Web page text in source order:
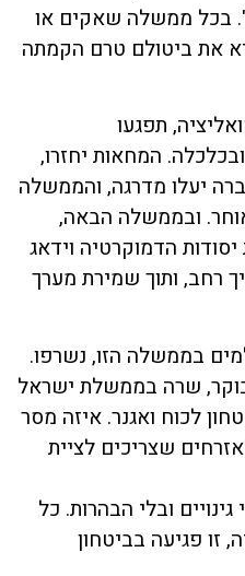
בכל ממשלה שאקים או
את ביטולם טרם הקמתה
תפגעו
המחאות יחזרו,
יעלו מדרגה, והממשלה
ובממשלה הבאה,
הדמוקרטיה וידאג
רחב, ותוך שמירת מערך
בממשלה הזו, נשרפו.
שרה בממשלת ישראל
לכוח ואגנר. איזה מסר
שצריכים לציית
ובלי הבהרות. כל
פגיעה בביטחון